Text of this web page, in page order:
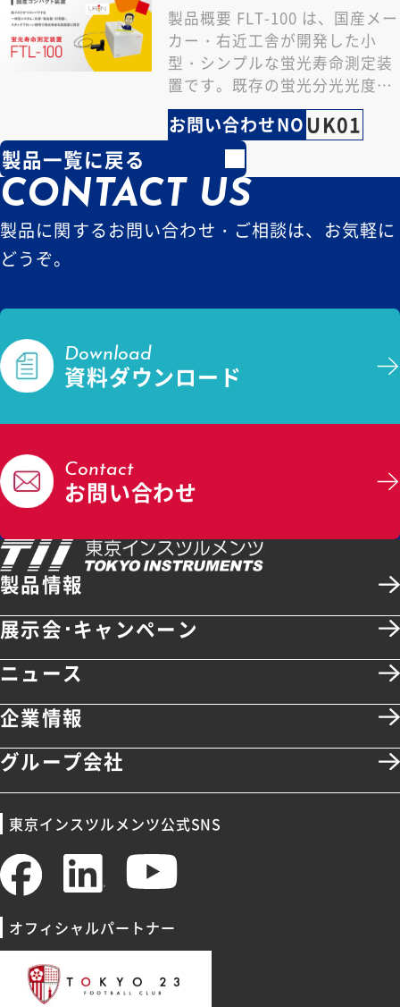
製品概要 FLT-100 は、国産メー
カー・右近工舎が開発した小
型・シンプルな蛍光寿命測定装
置です。既存の蛍光分光光度計
（例 : 日立 F-7000 シリーズ）
…
お問い合わせNOUK01
製品一覧に戻る
CONTACT US
製品に関するお問い合わせ・ご相談は、お気軽に
どうぞ。
Download
資料ダウンロード
Contact
お問い合わせ
製品情報
展示会･キャンペーン
ニュース
企業情報
グループ会社
東京インスツルメンツ公式SNS
オフィシャルパートナー